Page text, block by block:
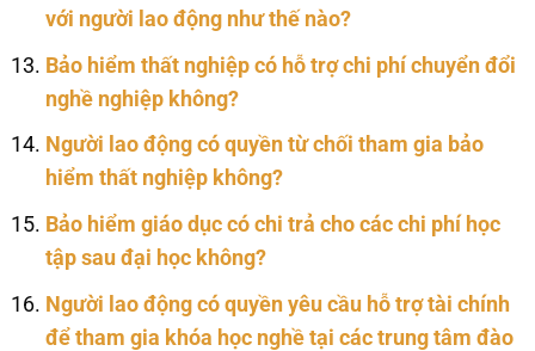
với người lao động như thế nào?
Bảo hiểm thất nghiệp có hỗ trợ chi phí chuyển đổi
nghề nghiệp không?
Người lao động có quyền từ chối tham gia bảo
hiểm thất nghiệp không?
Bảo hiểm giáo dục có chi trả cho các chi phí học
tập sau đại học không?
Người lao động có quyền yêu cầu hỗ trợ tài chính
để tham gia khóa học nghề tại các trung tâm đào